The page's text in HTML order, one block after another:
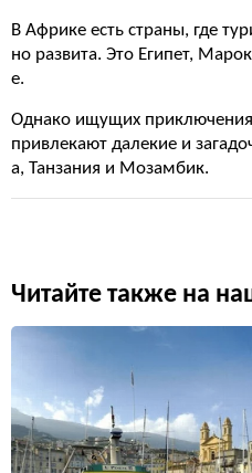
В Африке есть страны, где
но развита. Это Египет,
е.
Однако ищущих
привлекают далекие и
а, Танзания и Мозамбик.
Читайте также на